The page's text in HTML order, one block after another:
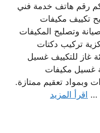
رقم هاتف خدمة فني
تكييف مكيفات
وتصليح المكيفات
تركيب دكتات
غاز للتكييف غسيل
غسيل مكيفات
وبمواد تعقيم ممتازة.
… اقرأ المزيد